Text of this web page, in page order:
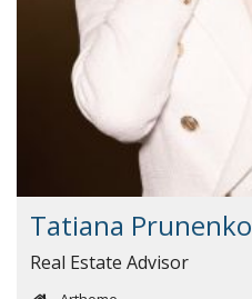
Tatiana Prunenko
Real Estate Advisor